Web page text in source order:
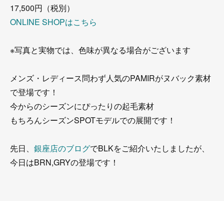
17,500円（税別）
ONLINE SHOPはこちら
※写真と実物では、色味が異なる場合がございます
メンズ・レディース問わず人気のPAMIRがヌバック素材
で登場です！
今からのシーズンにぴったりの起毛素材
もちろんシーズンSPOTモデルでの展開です！
先日、 銀座店のブログでBLKをご紹介いたしましたが、
今日はBRN,GRYの登場です！